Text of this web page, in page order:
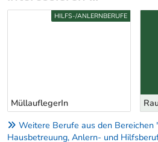
Uber weitere Berufsvorschläge
MüllauflegerIn
HILFS-/ANLERNBERUFE
Weitere Berufe aus den Bereichen
Hausbetreuung, Anlern- und